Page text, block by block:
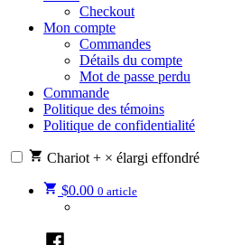
Checkout
Mon compte
Commandes
Détails du compte
Mot de passe perdu
Commande
Politique des témoins
Politique de confidentialité
Chariot + × élargi effondré
$0.00 0 article
Facebook